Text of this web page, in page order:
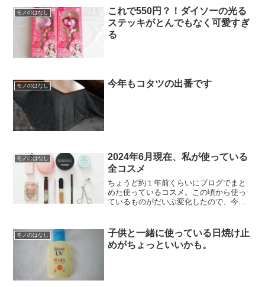
モノのはなし
これで550円？！ダイソーの光る
ステッキがとんでもなく可愛すぎ
る
モノのはなし 今年もコタツの出番です
モノのはなし
2024年6月現在、私が使っている
全コスメ
ちょうど約１年前くらいにブログでまと
めた使っているコスメ。この頃から使っ
ているものがだいぶ変化したので、今回
４つ。下地は先日ブログでもご紹介した
コフレドールの「スキンイ...
モノのはなし
子供と一緒に使っている日焼け止
めがちょっといいかも。